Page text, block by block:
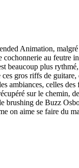
Animation,
au feutre
beaucoup plus
gros riffs de
ambiances, celles
sur le chemin,
de Buzz
on aime se faire du